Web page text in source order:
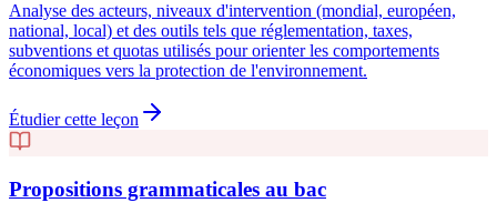
Analyse des acteurs, niveaux d'intervention (mondial, européen,
national, local) et des outils tels que réglementation, taxes,
subventions et quotas utilisés pour orienter les comportements
économiques vers la protection de l'environnement.
Étudier cette leçon
Propositions grammaticales au bac